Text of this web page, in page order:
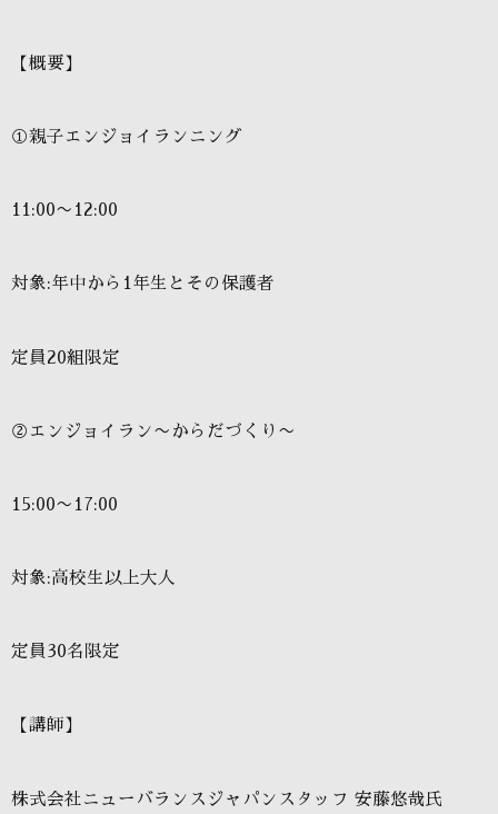
【概要】
①親子エンジョイランニング
11:00〜12:00
対象:年中から1年生とその保護者
定員20組限定
②エンジョイラン〜からだづくり〜
15:00〜17:00
対象:高校生以上大人
定員30名限定
【講師】
株式会社ニューバランスジャパンスタッフ 安藤悠哉氏